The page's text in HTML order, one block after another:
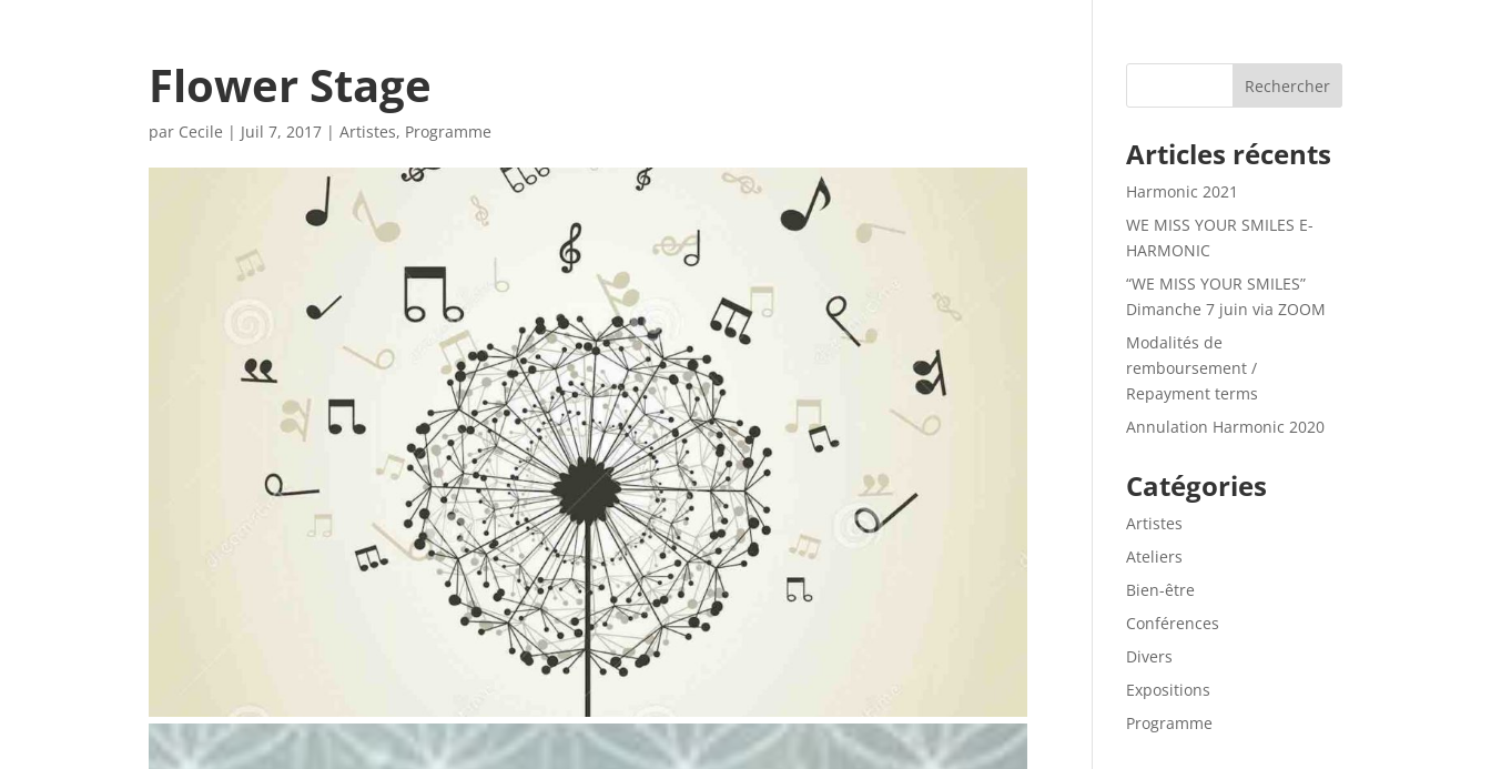
Flower Stage
par Cecile | Juil 7, 2017 |Artistes, Programme
Articles récents
Harmonic 2021
WE MISS YOUR SMILES E-
HARMONIC
“WE MISS YOUR SMILES”
Dimanche 7 juin via ZOOM
Modalités de
remboursement /
Repayment terms
Annulation Harmonic 2020
Catégories
Artistes
Ateliers
Bien-être
Conférences
Divers
Expositions
Programme